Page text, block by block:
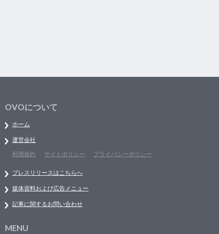
OVOについて
ホーム
運営会社
利用規約
サイトポリシー プライバシーポリシー
プレスリリースはこちらへ
媒体資料および広告メニュー
記事に関するお問い合わせ
MENU